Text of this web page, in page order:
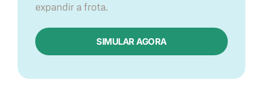
expandir a frota.
SIMULAR AGORA